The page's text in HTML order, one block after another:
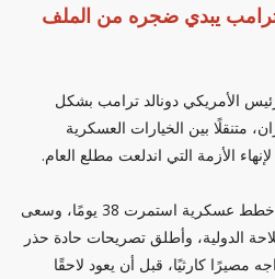
ترامب يبدي ضجره من الملف
الأمريكي دونالد ترامب بشكل
متنقلًا بين الخيارات العسكرية
الأزمة التي اندلعت مطلع العام.
وخلال تلك الفترة، أشرف على خطط عسكرية استمرت 38 يومًا، وسعى
الدولية، وأطلق تصريحات حادة حذر
مصيرًا كارثيًا، قبل أن يعود لاحقًا